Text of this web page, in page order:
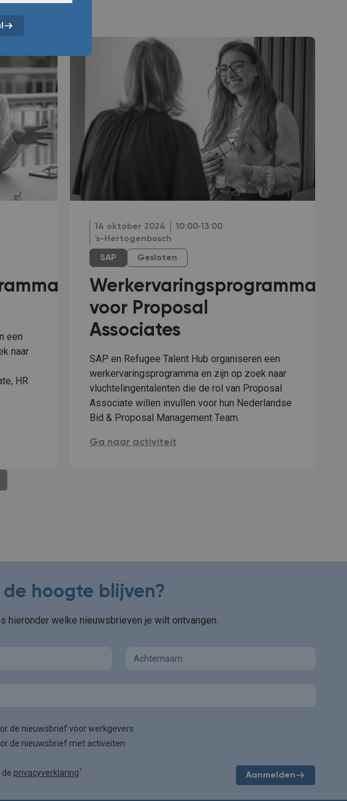
met SAP.
een
naar
HR
14 oktober 2024
10:00‐13:00
's-Hertogenbosch
SAP Gesloten
Werkervaringsprogramma
voor Proposal
Associates
SAP en Refugee Talent Hub organiseren een
werkervaringsprogramma en zijn op zoek naar
vluchtelingentalenten die de rol van Proposal
Associate willen invullen voor hun Nederlandse
Bid & Proposal Management Team.
Werkervaringsprogramma voor Proposal Associates:
Ga naar activiteit
hoogte blijven?
hieronder welke nieuwsbrieven je wilt ontvangen.
Last name
de nieuwsbrief voor werkgevers
de nieuwsbrief met activeiten
privacyverklaring*
Aanmelden